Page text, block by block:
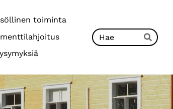
toiminta
Hae